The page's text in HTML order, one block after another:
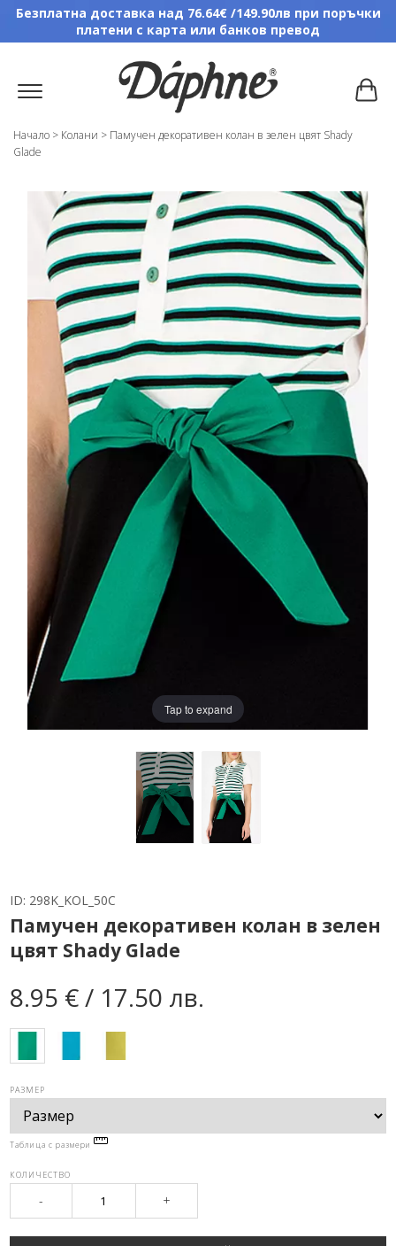
Безплатна доставка над 76.64€ /149.90лв при поръчки
платени с карта или банков превод
Начало > Колани > Памучен декоративен колан в зелен цвят Shady
Glade
Tap to expand
ID: 298K_KOL_50C
Памучен декоративен колан в зелен
цвят Shady Glade
8.95 € / 17.50 лв.
РАЗМЕР
Таблица с размери
КОЛИЧЕСТВО
- +